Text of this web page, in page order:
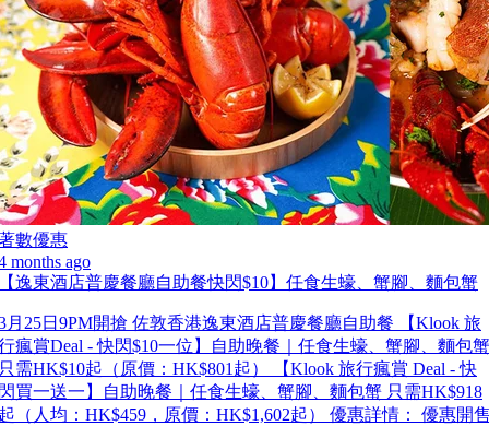
數優惠
months ago
逸東酒店普慶餐廳自助餐快閃$10】任食生蠔、蟹腳、麵包蟹
月25日9PM開搶 佐敦香港逸東酒店普慶餐廳自助餐 【Klook 旅
瘋賞Deal - 快閃$10一位】自助晚餐｜任食生蠔、蟹腳、麵包蟹
需HK$10起（原價：HK$801起） 【Klook 旅行瘋賞 Deal - 快
買一送一】自助晚餐｜任食生蠔、蟹腳、麵包蟹 只需HK$918
（人均：HK$459，原價：HK$1,602起） 優惠詳情： 優惠開